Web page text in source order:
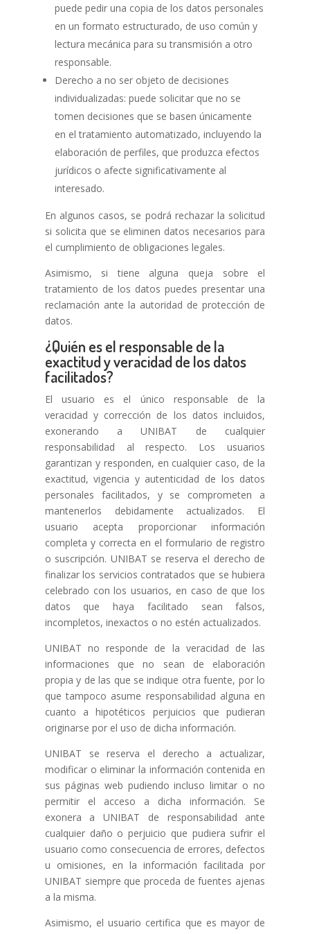
puede pedir una copia de los datos personales
en un formato estructurado, de uso común y
lectura mecánica para su transmisión a otro
responsable.
Derecho a no ser objeto de decisiones
individualizadas: puede solicitar que no se
tomen decisiones que se basen únicamente
en el tratamiento automatizado, incluyendo la
elaboración de perfiles, que produzca efectos
jurídicos o afecte significativamente al
interesado.
En algunos casos, se podrá rechazar la solicitud
si solicita que se eliminen datos necesarios para
el cumplimiento de obligaciones legales.
Asimismo, si tiene alguna queja sobre el
tratamiento de los datos puedes presentar una
reclamación ante la autoridad de protección de
datos.
¿Quién es el responsable de la
exactitud y veracidad de los datos
facilitados?
El usuario es el único responsable de la
veracidad y corrección de los datos incluidos,
exonerando a UNIBAT de cualquier
responsabilidad al respecto. Los usuarios
garantizan y responden, en cualquier caso, de la
exactitud, vigencia y autenticidad de los datos
personales facilitados, y se comprometen a
mantenerlos debidamente actualizados. El
usuario acepta proporcionar información
completa y correcta en el formulario de registro
o suscripción. UNIBAT se reserva el derecho de
finalizar los servicios contratados que se hubiera
celebrado con los usuarios, en caso de que los
datos que haya facilitado sean falsos,
incompletos, inexactos o no estén actualizados.
UNIBAT no responde de la veracidad de las
informaciones que no sean de elaboración
propia y de las que se indique otra fuente, por lo
que tampoco asume responsabilidad alguna en
cuanto a hipotéticos perjuicios que pudieran
originarse por el uso de dicha información.
UNIBAT se reserva el derecho a actualizar,
modificar o eliminar la información contenida en
sus páginas web pudiendo incluso limitar o no
permitir el acceso a dicha información. Se
exonera a UNIBAT de responsabilidad ante
cualquier daño o perjuicio que pudiera sufrir el
usuario como consecuencia de errores, defectos
u omisiones, en la información facilitada por
UNIBAT siempre que proceda de fuentes ajenas
a la misma.
Asimismo, el usuario certifica que es mayor de